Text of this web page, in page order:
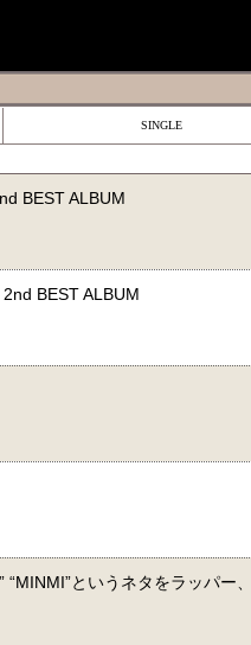
SINGLE
BEST ALBUM
2nd BEST ALBUM
というネタをラッパー